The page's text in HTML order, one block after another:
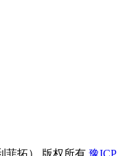
菲拓） 版权所有 豫ICP